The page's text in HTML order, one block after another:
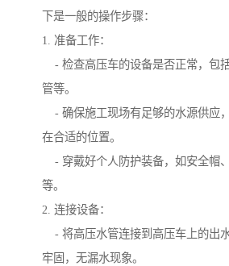
下是一般的操作步骤：
1. 准备工作：
- 检查高压车的设备是否正常，包
管等。
- 确保施工现场有足够的水源供应
在合适的位置。
- 穿戴好个人防护装备，如安全帽
等。
2. 连接设备：
- 将高压水管连接到高压车上的出
牢固，无漏水现象。